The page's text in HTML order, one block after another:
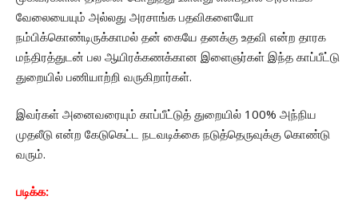
வேலையையும் அல்லது அரசாங்க பதவிகளையோ
நம்பிக்கொண்டிருக்காமல் தன் கையே தனக்கு உதவி என்ற தாரக
மந்திரத்துடன் பல ஆயிரக்கணக்கான இளைஞர்கள் இந்த காப்பீட்டு
துறையில் பணியாற்றி வருகிறார்கள்.
இவர்கள் அனைவரையும் காப்பீட்டுத் துறையில் 100% அந்நிய
முதலீடு என்ற கேடுகெட்ட நடவடிக்கை நடுத்தெருவுக்கு கொண்டு
வரும்.
படிக்க: